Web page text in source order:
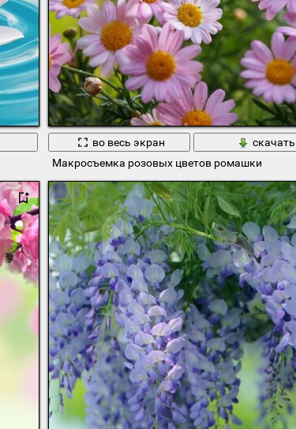
во весь экран
скачать
Макросъемка розовых цветов ромашки